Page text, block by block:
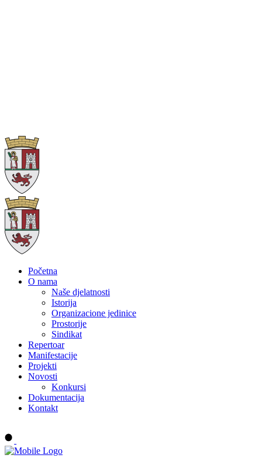
Početna
O nama
Naše djelatnosti
Istorija
Organizacione jedinice
Prostorije
Sindikat
Repertoar
Manifestacije
Projekti
Novosti
Konkursi
Dokumentacija
Kontakt